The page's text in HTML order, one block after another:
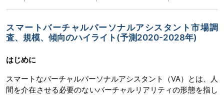
スマートバーチャルパーソナルアシスタント市場調
査、規模、傾向のハイライト(予測2020-2028年)
はじめに
スマートなバーチャルパーソナルアシスタント（VA）とは、人
間を介在させる必要のないバーチャルリアリティの形態を指し